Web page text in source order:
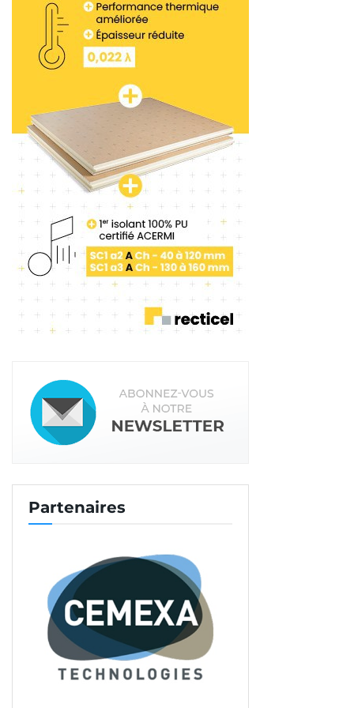
intégrée ou encore des solutions pour les chapes
de faibles épaisseurs. Tous ces produits étant
compatibles avec des planchers chauffants.
disponibles en version liquide, composite ou
composite hydrophobe. Ils permettent d’améliorer
de 40 à 75 % les résistances mécaniques de la
chape, sans en modifier les dosages. La gamme
Contopp représente, aujourd’hui, en Europe
2de chapes coulées avec
cesproduits.
Ce qui nous est demandé, c’est d’être
capables d’aider à réaliser des chapes d’une
surface toujours plus grande et dans un délai
toujours plus court. Le marché évolue vers ces
deux tendances, qui peuvent paraître
contradictoires. Mais nous sommes capables d’y
Partenaires